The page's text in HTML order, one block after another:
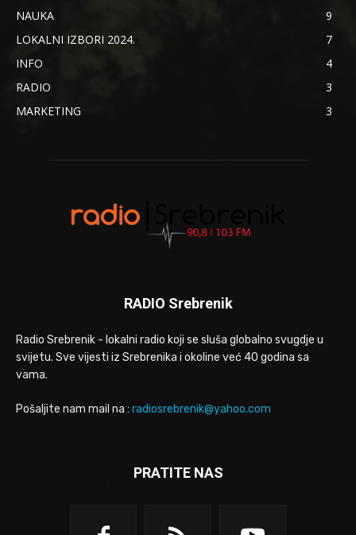
NAUKA
9
LOKALNI IZBORI 2024.
7
INFO
4
RADIO
3
MARKETING
3
RADIO Srebrenik
Radio Srebrenik - lokalni radio koji se sluša globalno svugdje u
svijetu. Sve vijesti iz Srebrenika i okoline već 40 godina sa
vama.
Pošaljite nam mail na : radiosrebrenik@yahoo.com
PRATITE NAS